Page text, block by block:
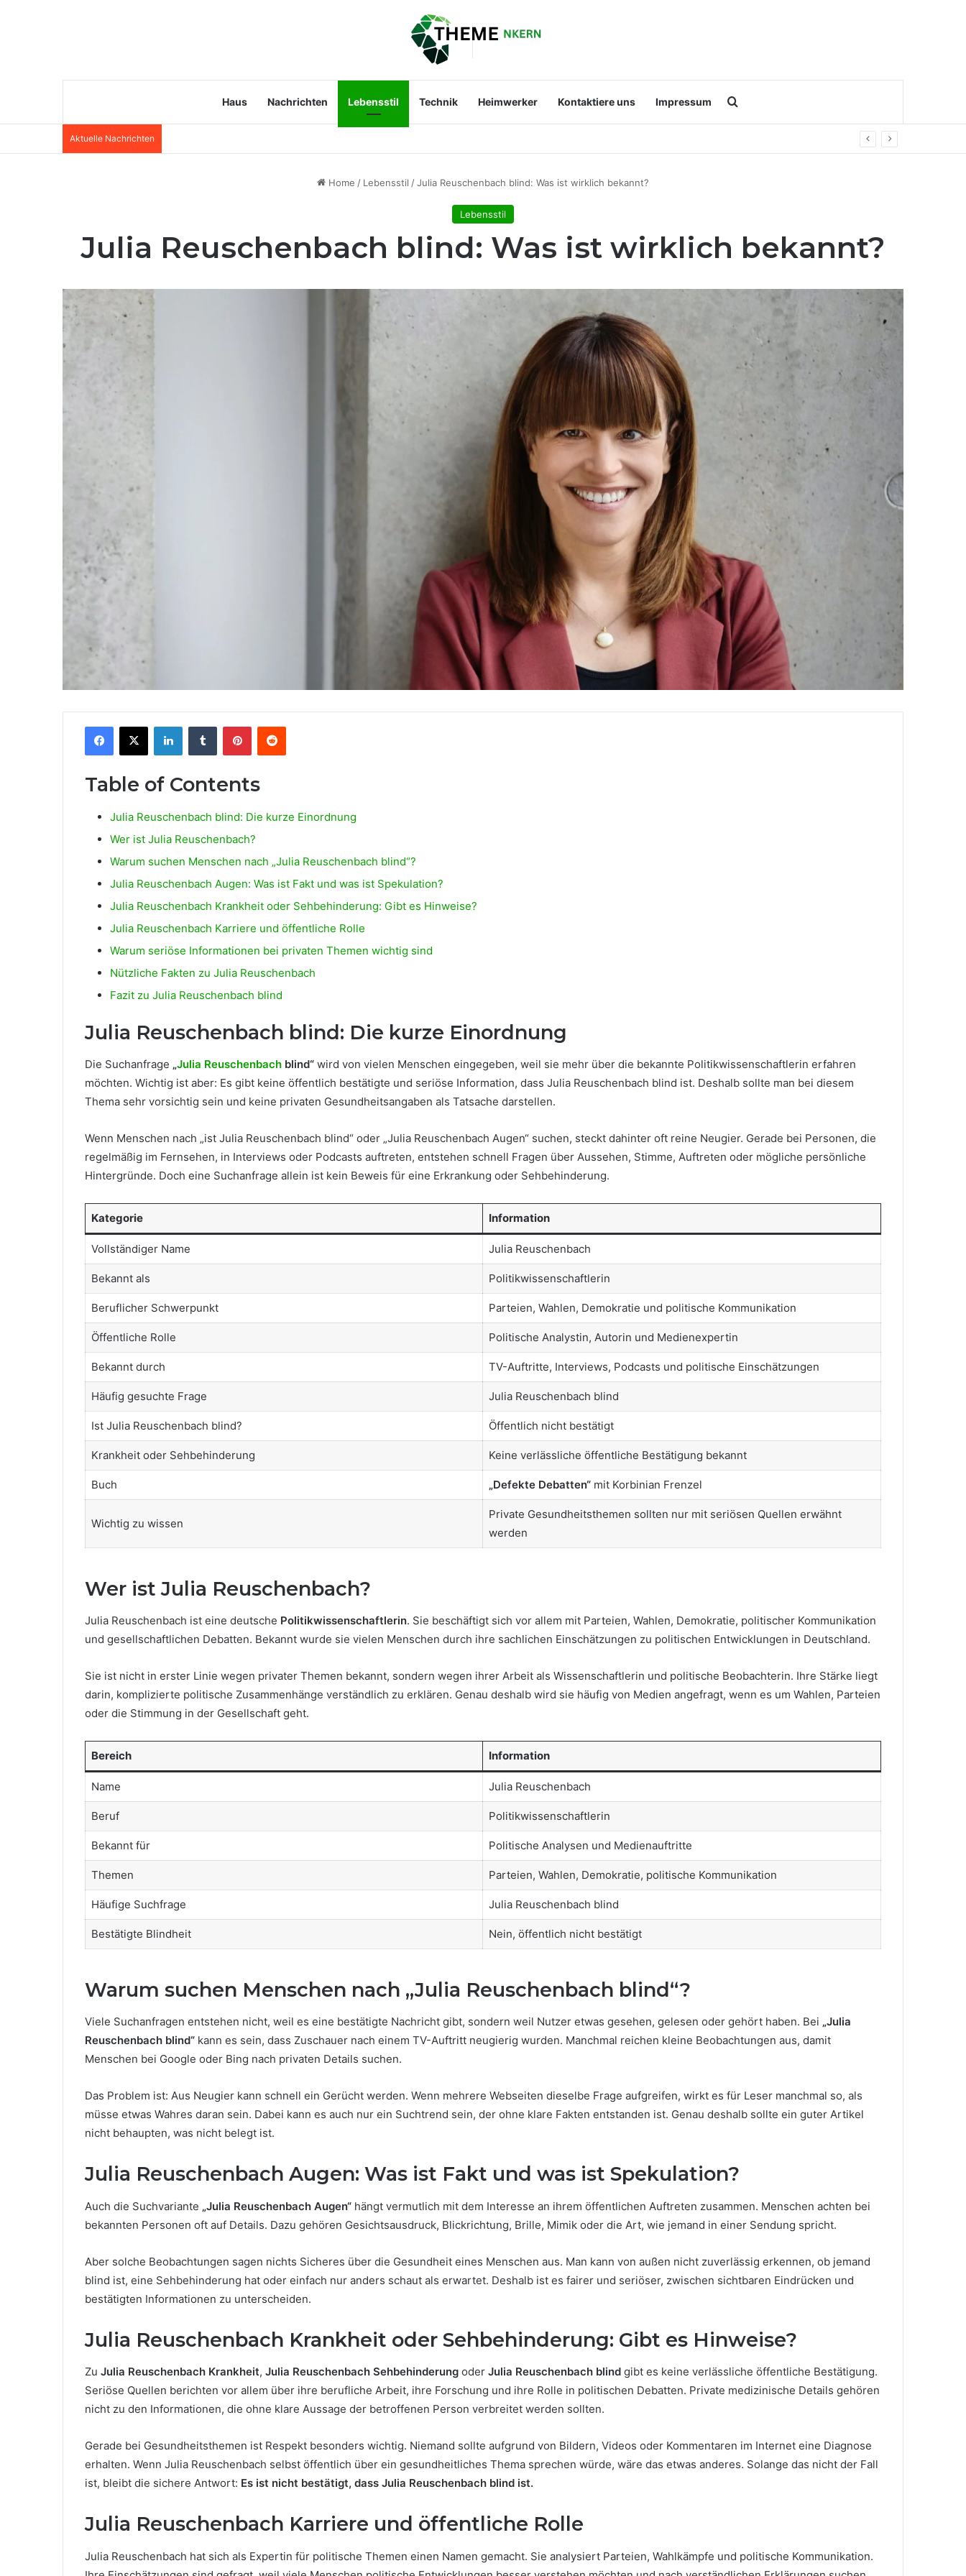
Haus Nachrichten Lebensstil Technik Heimwerker Kontaktiere uns Impressum Search for
Aktuelle Nachrichten
Home / Lebensstil /Julia Reuschenbach blind: Was ist wirklich bekannt?
Lebensstil
Julia Reuschenbach blind: Was ist wirklich bekannt?
Facebook
X LinkedInTumblr PinterestReddit
Table of Contents
Julia Reuschenbach blind: Die kurze Einordnung
Wer ist Julia Reuschenbach?
Warum suchen Menschen nach „Julia Reuschenbach blind“?
Julia Reuschenbach Augen: Was ist Fakt und was ist Spekulation?
Julia Reuschenbach Krankheit oder Sehbehinderung: Gibt es Hinweise?
Julia Reuschenbach Karriere und öffentliche Rolle
Warum seriöse Informationen bei privaten Themen wichtig sind
Nützliche Fakten zu Julia Reuschenbach
Fazit zu Julia Reuschenbach blind
Julia Reuschenbach blind: Die kurze Einordnung
Die Suchanfrage „Julia Reuschenbach blind“ wird von vielen Menschen eingegeben, weil sie mehr über die bekannte Politikwissenschaftlerin erfahren
möchten. Wichtig ist aber: Es gibt keine öffentlich bestätigte und seriöse Information, dass Julia Reuschenbach blind ist. Deshalb sollte man bei diesem
Thema sehr vorsichtig sein und keine privaten Gesundheitsangaben als Tatsache darstellen.
Wenn Menschen nach „ist Julia Reuschenbach blind“ oder „Julia Reuschenbach Augen“ suchen, steckt dahinter oft reine Neugier. Gerade bei Personen, die
regelmäßig im Fernsehen, in Interviews oder Podcasts auftreten, entstehen schnell Fragen über Aussehen, Stimme, Auftreten oder mögliche persönliche
Hintergründe. Doch eine Suchanfrage allein ist kein Beweis für eine Erkrankung oder Sehbehinderung.
Kategorie Information
Vollständiger Name Julia Reuschenbach
Bekannt als Politikwissenschaftlerin
Beruflicher Schwerpunkt Parteien, Wahlen, Demokratie und politische Kommunikation
Öffentliche Rolle Politische Analystin, Autorin und Medienexpertin
Bekannt durch TV-Auftritte, Interviews, Podcasts und politische Einschätzungen
Häufig gesuchte Frage Julia Reuschenbach blind
Ist Julia Reuschenbach blind? Öffentlich nicht bestätigt
Krankheit oder Sehbehinderung Keine verlässliche öffentliche Bestätigung bekannt
Buch „Defekte Debatten“mit Korbinian Frenzel
Wichtig zu wissen
Private Gesundheitsthemen sollten nur mit seriösen Quellen erwähnt
werden
Wer ist Julia Reuschenbach?
Julia Reuschenbach ist eine deutsche Politikwissenschaftlerin. Sie beschäftigt sich vor allem mit Parteien, Wahlen, Demokratie, politischer Kommunikation
und gesellschaftlichen Debatten. Bekannt wurde sie vielen Menschen durch ihre sachlichen Einschätzungen zu politischen Entwicklungen in Deutschland.
Sie ist nicht in erster Linie wegen privater Themen bekannt, sondern wegen ihrer Arbeit als Wissenschaftlerin und politische Beobachterin. Ihre Stärke liegt
darin, komplizierte politische Zusammenhänge verständlich zu erklären. Genau deshalb wird sie häufig von Medien angefragt, wenn es um Wahlen, Parteien
oder die Stimmung in der Gesellschaft geht.
Bereich Information
Name Julia Reuschenbach
Beruf Politikwissenschaftlerin
Bekannt für Politische Analysen und Medienauftritte
Themen Parteien, Wahlen, Demokratie, politische Kommunikation
Häufige Suchfrage Julia Reuschenbach blind
Bestätigte Blindheit Nein, öffentlich nicht bestätigt
Warum suchen Menschen nach „Julia Reuschenbach blind“?
Viele Suchanfragen entstehen nicht, weil es eine bestätigte Nachricht gibt, sondern weil Nutzer etwas gesehen, gelesen oder gehört haben. Bei „Julia
Reuschenbach blind“ kann es sein, dass Zuschauer nach einem TV-Auftritt neugierig wurden. Manchmal reichen kleine Beobachtungen aus, damit
Menschen bei Google oder Bing nach privaten Details suchen.
Das Problem ist: Aus Neugier kann schnell ein Gerücht werden. Wenn mehrere Webseiten dieselbe Frage aufgreifen, wirkt es für Leser manchmal so, als
müsse etwas Wahres daran sein. Dabei kann es auch nur ein Suchtrend sein, der ohne klare Fakten entstanden ist. Genau deshalb sollte ein guter Artikel
nicht behaupten, was nicht belegt ist.
Julia Reuschenbach Augen: Was ist Fakt und was ist Spekulation?
Auch die Suchvariante „Julia Reuschenbach Augen“ hängt vermutlich mit dem Interesse an ihrem öffentlichen Auftreten zusammen. Menschen achten bei
bekannten Personen oft auf Details. Dazu gehören Gesichtsausdruck, Blickrichtung, Brille, Mimik oder die Art, wie jemand in einer Sendung spricht.
Aber solche Beobachtungen sagen nichts Sicheres über die Gesundheit eines Menschen aus. Man kann von außen nicht zuverlässig erkennen, ob jemand
blind ist, eine Sehbehinderung hat oder einfach nur anders schaut als erwartet. Deshalb ist es fairer und seriöser, zwischen sichtbaren Eindrücken und
bestätigten Informationen zu unterscheiden.
Julia Reuschenbach Krankheit oder Sehbehinderung: Gibt es Hinweise?
Zu Julia Reuschenbach Krankheit, Julia Reuschenbach Sehbehinderung oder Julia Reuschenbach blind gibt es keine verlässliche öffentliche Bestätigung.
Seriöse Quellen berichten vor allem über ihre berufliche Arbeit, ihre Forschung und ihre Rolle in politischen Debatten. Private medizinische Details gehören
nicht zu den Informationen, die ohne klare Aussage der betroffenen Person verbreitet werden sollten.
Gerade bei Gesundheitsthemen ist Respekt besonders wichtig. Niemand sollte aufgrund von Bildern, Videos oder Kommentaren im Internet eine Diagnose
erhalten. Wenn Julia Reuschenbach selbst öffentlich über ein gesundheitliches Thema sprechen würde, wäre das etwas anderes. Solange das nicht der Fall
ist, bleibt die sichere Antwort: Es ist nicht bestätigt, dass Julia Reuschenbach blind ist.
Julia Reuschenbach Karriere und öffentliche Rolle
Julia Reuschenbach hat sich als Expertin für politische Themen einen Namen gemacht. Sie analysiert Parteien, Wahlkämpfe und politische Kommunikation.